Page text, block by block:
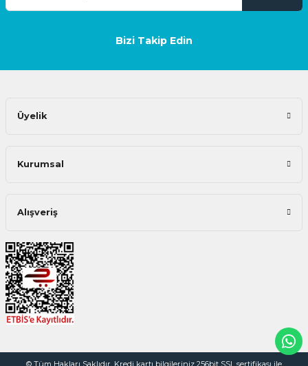
Bizi Takip Edin
Üyelik
Kurumsal
Alışveriş
© Tüm Hakları Saklıdır. Kredi kartı bilgileriniz 256bit SSL sertifikası ile